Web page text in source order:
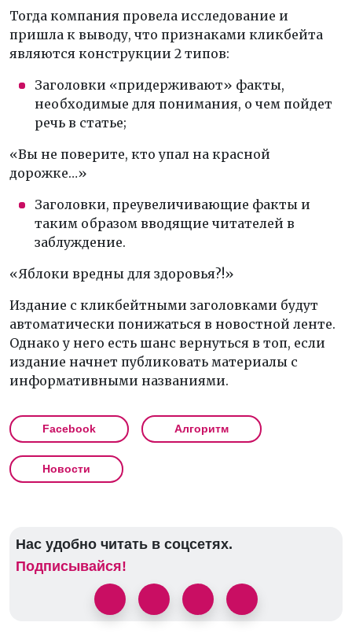
Тогда компания провела исследование и
пришла к выводу, что признаками кликбейта
являются конструкции 2 типов:
Заголовки «придерживают» факты,
необходимые для понимания, о чем пойдет
речь в статье;
«Вы не поверите, кто упал на красной
дорожке…»
Заголовки, преувеличивающие факты и
таким образом вводящие читателей в
заблуждение.
«Яблоки вредны для здоровья?!»
Издание с кликбейтными заголовками будут
автоматически понижаться в новостной ленте.
Однако у него есть шанс вернуться в топ, если
издание начнет публиковать материалы с
информативными названиями.
Facebook Алгоритм
Новости
Нас удобно читать в соцсетях.
Подписывайся!